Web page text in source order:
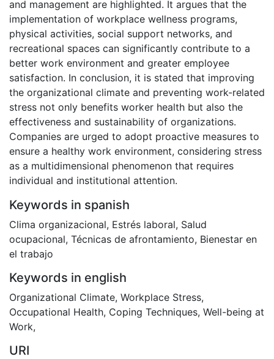
and management are highlighted. It argues that the
implementation of workplace wellness programs,
physical activities, social support networks, and
recreational spaces can significantly contribute to a
better work environment and greater employee
satisfaction. In conclusion, it is stated that improving
the organizational climate and preventing work-related
stress not only benefits worker health but also the
effectiveness and sustainability of organizations.
Companies are urged to adopt proactive measures to
ensure a healthy work environment, considering stress
as a multidimensional phenomenon that requires
individual and institutional attention.
Keywords in spanish
Clima organizacional, Estrés laboral, Salud
ocupacional, Técnicas de afrontamiento, Bienestar en
el trabajo
Keywords in english
Organizational Climate, Workplace Stress,
Occupational Health, Coping Techniques, Well-being at
Work,
URI